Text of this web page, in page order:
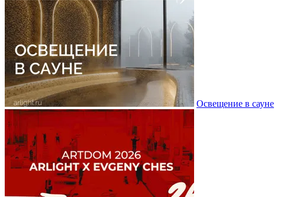
Освещение в сауне